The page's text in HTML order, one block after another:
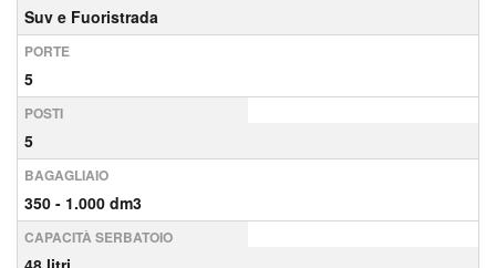
Suv e Fuoristrada
PORTE
5
POSTI
5
BAGAGLIAIO
350 - 1.000 dm3
CAPACITÀ SERBATOIO